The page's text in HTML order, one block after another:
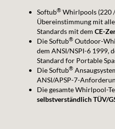
Softub®Whirlpools (220 /
Übereinstimmung mit
Standards mit dem CE-
Die Softub®Outdoor-
dem ANSI/NSPI-6 1999,
Standard for Portable
Die Softub®
ANSI/APSP-7-
Die gesamte Whirlpool-
selbstverständlich TÜV/